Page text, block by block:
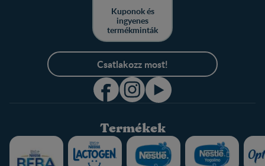
Kuponok és
ingyenes
termékminták
Csatlakozz most!
Termékek